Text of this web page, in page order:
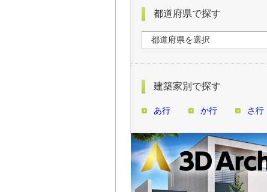
都道府県で探す
建築家別で探す
あ行 か行 さ行